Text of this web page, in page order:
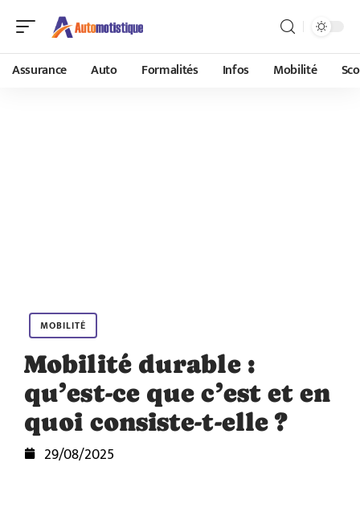
Assurance Auto Formalités Infos Mobilité
MOBILITÉ
Mobilité durable :
qu’est-ce que c’est et en
quoi consiste-t-elle ?
29/08/2025